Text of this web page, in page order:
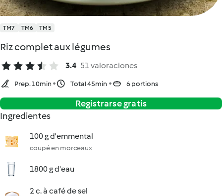
TM7 TM6 TM5
Riz complet aux légumes
3.4 51 valoraciones
Prep. 10min Total 45min 6 portions
Registrarse gratis
Ingredientes
100 g d'emmental
coupé en morceaux
1800 g d'eau
2 c. à café de sel